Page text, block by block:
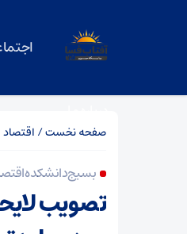
صفحه نخست/ اقتصاد
بسیج دانشکده